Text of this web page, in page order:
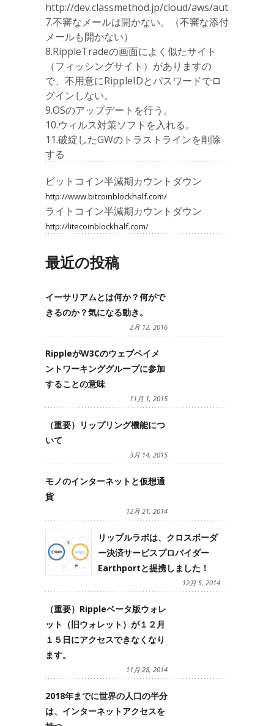
http://dev.classmethod.jp/cloud/aws/authy/
7.不審なメールは開かない。（不審な添付
メールも開かない）
8.RippleTradeの画面によく似たサイト
（フィッシングサイト）がありますの
で、不用意にRippleIDとパスワードでロ
グインしない。
9.OSのアップデートを行う。
10.ウィルス対策ソフトを入れる。
11.破綻したGWのトラストラインを削除
する
ビットコイン半減期カウントダウン
http://www.bitcoinblockhalf.com/
ライトコイン半減期カウントダウン
http://litecoinblockhalf.com/
最近の投稿
イーサリアムとは何か？何がで
きるのか？気になる動き。
2月 12, 2016
RippleがW3Cのウェブペイメ
ントワーキンググループに参加
することの意味
11月 1, 2015
（重要）リップリング機能につ
いて
3月 14, 2015
モノのインターネットと仮想通
貨
12月 21, 2014
リップルラボは、クロスボーダ
ー決済サービスプロバイダー
Earthportと提携しました！
12月 5, 2014
（重要）Rippleベータ版ウォレ
ット（旧ウォレット）が１２月
１５日にアクセスできなくなり
ます。
11月 28, 2014
2018年までに世界の人口の半分
は、インターネットアクセスを